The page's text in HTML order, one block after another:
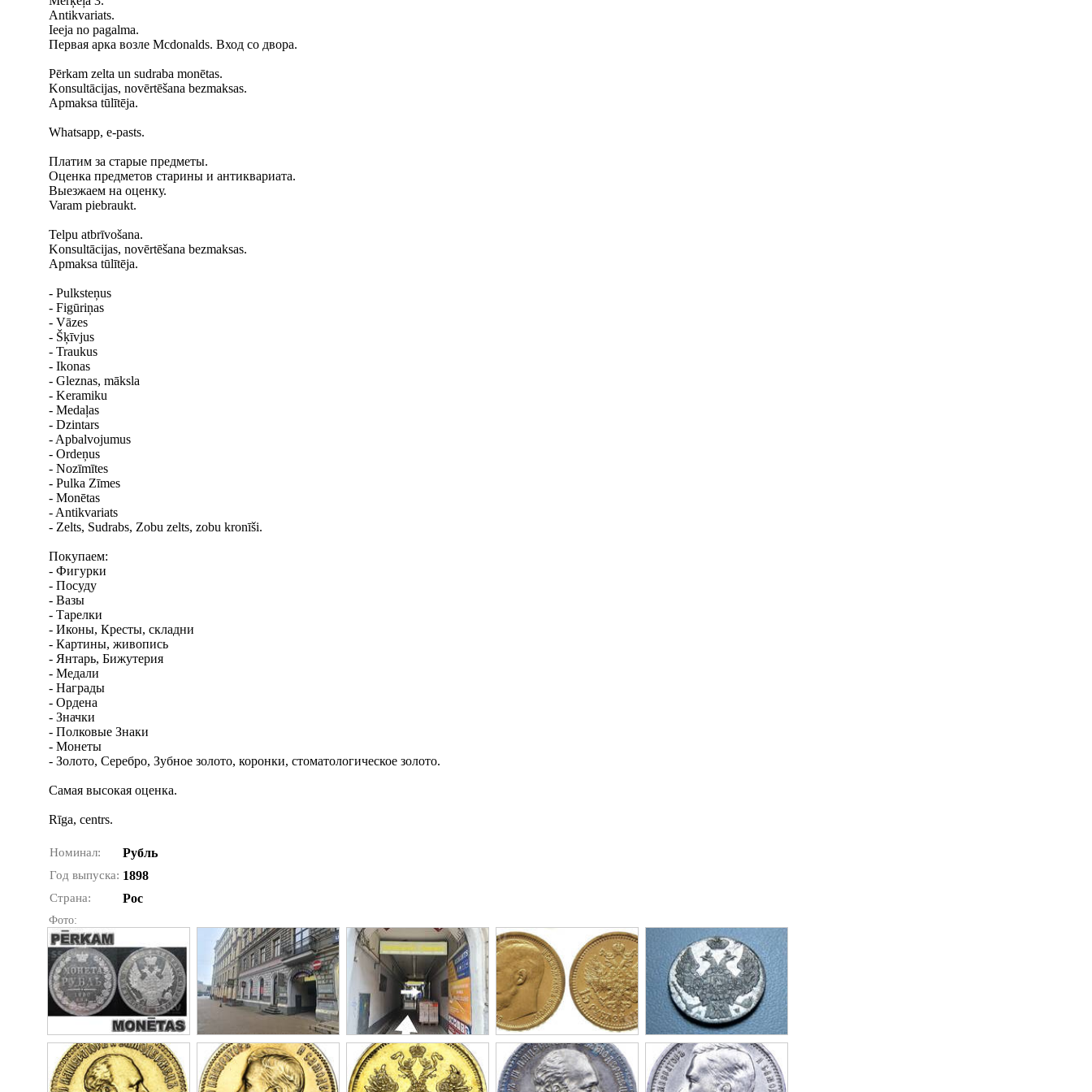
Antikvariats.
Ieeja no pagalma.
Первая арка возле Mcdonalds. Вход со двора.
Pērkam zelta un sudraba monētas.
Konsultācijas, novērtēšana bezmaksas.
Apmaksa tūlītēja.
Whatsapp, e-pasts.
Платим за старые предметы.
Оценка предметов старины и антиквариата.
Выезжаем на оценку.
Varam piebraukt.
Telpu atbrīvošana.
Konsultācijas, novērtēšana bezmaksas.
Apmaksa tūlītēja.
- Pulksteņus
- Figūriņas
- Vāzes
- Šķīvjus
- Traukus
- Ikonas
- Gleznas, māksla
- Keramiku
- Medaļas
- Dzintars
- Apbalvojumus
- Ordeņus
- Nozīmītes
- Pulka Zīmes
- Monētas
- Antikvariats
- Zelts, Sudrabs, Zobu zelts, zobu kronīši.
Покупаем:
- Фигурки
- Посуду
- Вазы
- Тарелки
- Иконы, Кресты, складни
- Картины, живопись
- Янтарь, Бижутерия
- Медали
- Награды
- Ордена
- Значки
- Полковые Знаки
- Монеты
- Золото, Серебро, Зубное золото, коронки, стоматологическое золото.
Самая высокая оценка.
Rīga, centrs.
Номинал: Рубль
Год выпуска: 1898
Страна: Рос
Фото: